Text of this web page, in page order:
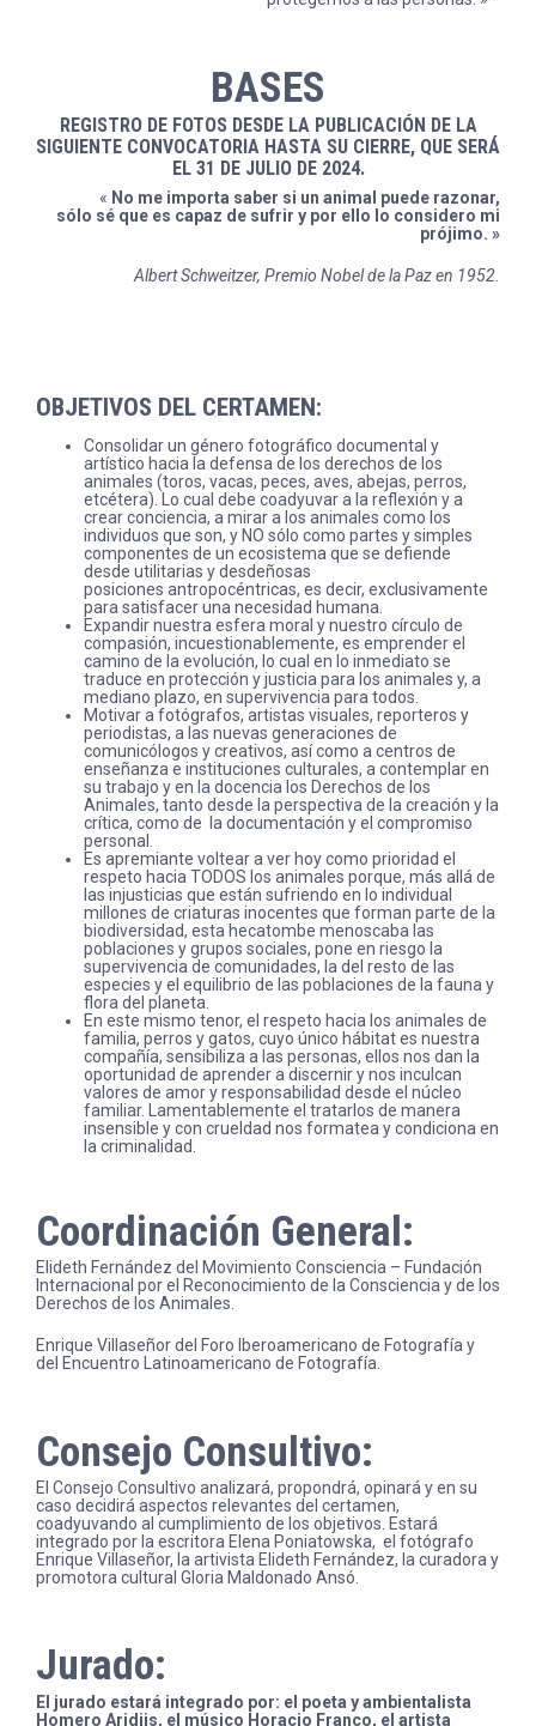
BASES
REGISTRO DE FOTOS DESDE LA PUBLICACIÓN DE LA
SIGUIENTE CONVOCATORIA HASTA SU CIERRE, QUE SERÁ
EL 31 DE JULIO DE 2024.
« No me importa saber si un animal puede razonar,
sólo sé que es capaz de sufrir y por ello lo considero mi
prójimo. »
Albert Schweitzer, Premio Nobel de la Paz en 1952
OBJETIVOS DEL CERTAMEN:
Consolidar un género fotográfico documental y
artístico hacia la defensa de los derechos de los
animales (toros, vacas, peces, aves, abejas, perros,
etcétera). Lo cual debe coadyuvar a la reflexión y a
crear conciencia, a mirar a los animales como los
individuos que son, y NO sólo como partes y simples
componentes de un ecosistema que se defiende
desde utilitarias y desdeñosas
posiciones antropocéntricas, es decir, exclusivamente
para satisfacer una necesidad humana.
Expandir nuestra esfera moral y nuestro círculo de
compasión, incuestionablemente, es emprender el
camino de la evolución, lo cual en lo inmediato se
traduce en protección y justicia para los animales y, a
mediano plazo, en supervivencia para todos.
Motivar a fotógrafos, artistas visuales, reporteros y
periodistas, a las nuevas generaciones de
comunicólogos y creativos, así como a centros de
enseñanza e instituciones culturales, a contemplar en
su trabajo y en la docencia los Derechos de los
Animales, tanto desde la perspectiva de la creación y la
crítica, como de la documentación y el compromiso
personal.
Es apremiante voltear a ver hoy como prioridad el
respeto hacia TODOS los animales porque, más allá de
las injusticias que están sufriendo en lo individual
millones de criaturas inocentes que forman parte de la
biodiversidad, esta hecatombe menoscaba las
poblaciones y grupos sociales, pone en riesgo la
supervivencia de comunidades, la del resto de las
especies y el equilibrio de las poblaciones de la fauna y
flora del planeta.
En este mismo tenor, el respeto hacia los animales de
familia, perros y gatos, cuyo único hábitat es nuestra
compañía, sensibiliza a las personas, ellos nos dan la
oportunidad de aprender a discernir y nos inculcan
valores de amor y responsabilidad desde el núcleo
familiar. Lamentablemente el tratarlos de manera
insensible y con crueldad nos formatea y condiciona en
la criminalidad.
Coordinación General:
Elideth Fernández del Movimiento Consciencia – Fundación
Internacional por el Reconocimiento de la Consciencia y de los
Derechos de los Animales.
Enrique Villaseñor del Foro Iberoamericano de Fotografía y
del Encuentro Latinoamericano de Fotografía.
Consejo Consultivo:
El Consejo Consultivo analizará, propondrá, opinará y en su
caso decidirá aspectos relevantes del certamen,
coadyuvando al cumplimiento de los objetivos. Estará
integrado por la escritora Elena Poniatowska, el fotógrafo
Enrique Villaseñor, la artivista Elideth Fernández, la curadora y
promotora cultural Gloria Maldonado Ansó.
Jurado:
El jurado estará integrado por: el poeta y ambientalista
Homero Aridjis, el músico Horacio Franco, el artista